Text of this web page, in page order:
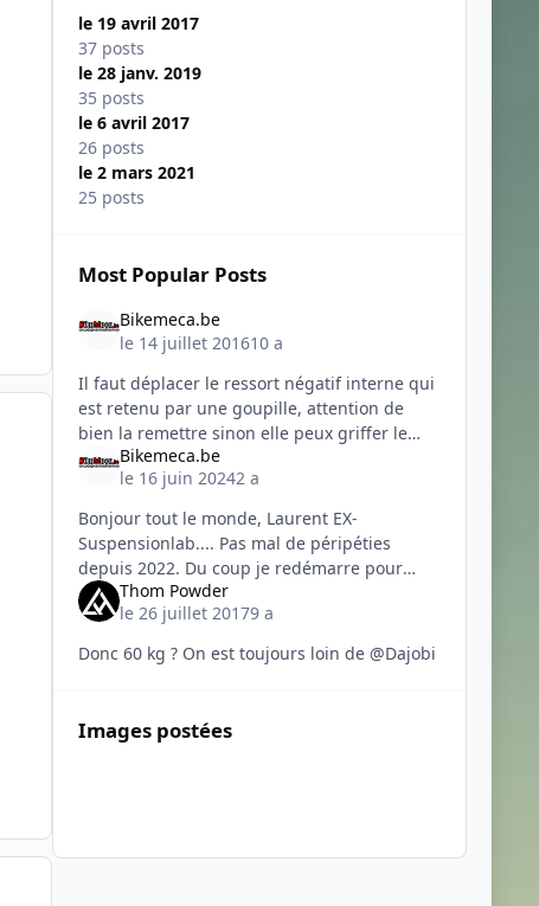
le 19 avril 2017
37 posts
le 28 janv. 2019
35 posts
le 6 avril 2017
26 posts
le 2 mars 2021
25 posts
Most Popular Posts
Bikemeca.be
le 14 juillet 201610 a
Il faut déplacer le ressort négatif interne qui
est retenu par une goupille, attention de
bien la remettre sinon elle peux griffer le
plongeur interne et bye bye ta fourche.
Attention mon tarif h
Bikemeca.be
le 16 juin 20242 a
Bonjour tout le monde, Laurent EX-
Suspensionlab.... Pas mal de péripéties
depuis 2022. Du coup je redémarre pour
rebondir 😊 pour l'entretien de vos
suspensions ce sera dorénavant Bikeme
Thom Powder
le 26 juillet 20179 a
Donc 60 kg ? On est toujours loin de @Dajobi
Images postées